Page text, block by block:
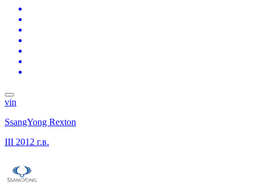
vin
SsangYong Rexton
III 2012 г.в.